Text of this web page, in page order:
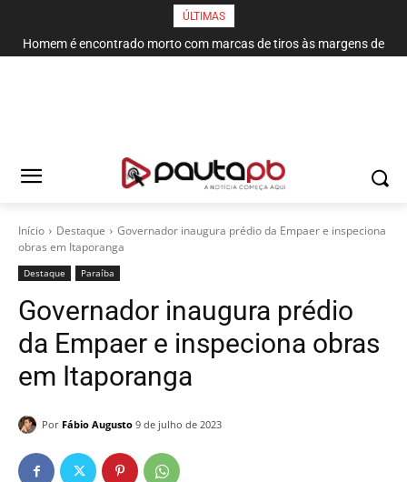
ÚLTIMAS
Homem é encontrado morto com marcas de tiros às margens de
rodovia em Campina Grande
Início Destaque
Governador inaugura prédio da Empaer e inspeciona
obras em Itaporanga
Destaque Paraí­ba
Governador inaugura prédio
da Empaer e inspeciona obras
em Itaporanga
Por Fábio Augusto 9 de julho de 2023